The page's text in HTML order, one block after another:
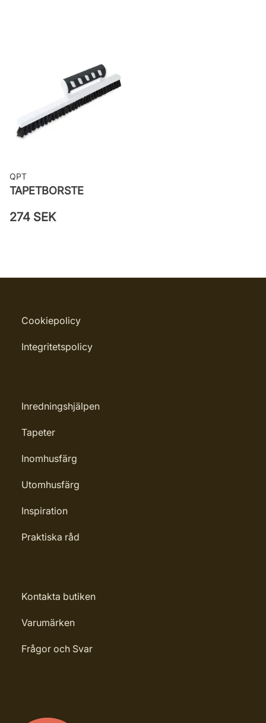
Leverantörens artikelnummer:
MISP1262
QPT
TAPETBORSTE
274 SEK
Cookiepolicy
Integritetspolicy
Inredningshjälpen
Tapeter
Inomhusfärg
Utomhusfärg
Inspiration
Praktiska råd
Kontakta butiken
Varumärken
Frågor och Svar